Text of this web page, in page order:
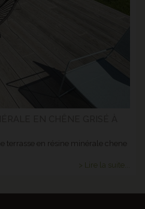
terrasse en résine minérale chene
> Lire la suite...